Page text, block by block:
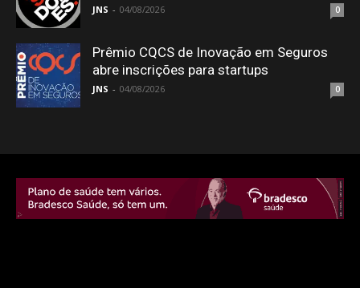
JNS - 04/08/2026 0
Prêmio CQCS de Inovação em Seguros
abre inscrições para startups
JNS - 04/08/2026 0